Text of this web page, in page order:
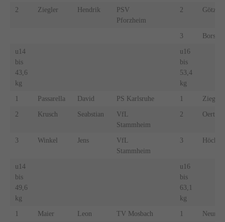
2 Ziegler Hendrik
PSV
Pforzheim
2 Götz
3 Borsten
u14
bis
43,6
kg
u16
bis
53,4
kg
1 Passarella David PS Karlsruhe 1 Ziegler
2 Krusch Seabstian
VfL
Stammheim
2 Oertel
3 Winkel Jens
VfL
Stammheim
3 Höcherl
u14
bis
49,6
kg
u16
bis
63,1
kg
1 Maier Leon TV Mosbach 1